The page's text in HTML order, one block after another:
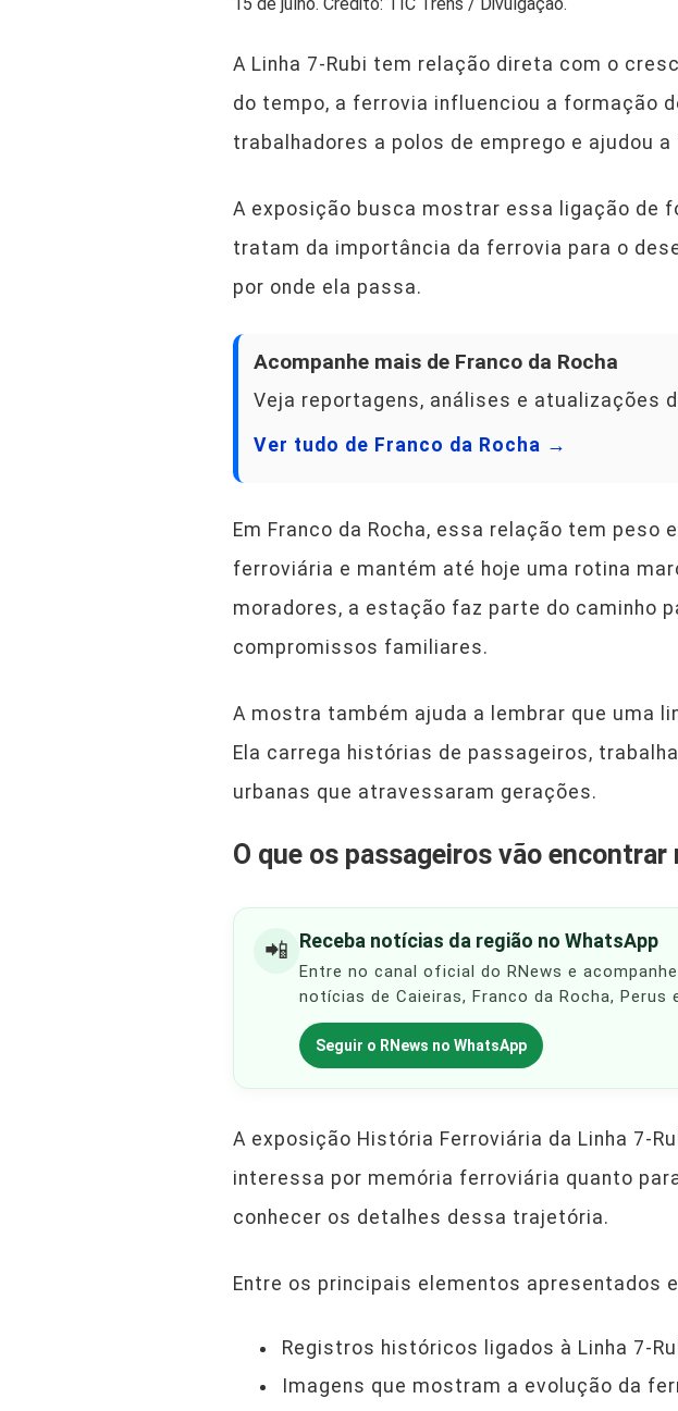
A Linha 7-Rubi tem relação direta com o
do tempo, a ferrovia influenciou a formação
trabalhadores a polos de emprego e ajudou
A exposição busca mostrar essa ligação de
tratam da importância da ferrovia para o
por onde ela passa.
Acompanhe mais de Franco da Rocha
Veja reportagens, análises e atualizações
Ver tudo de Franco da Rocha →
Em Franco da Rocha, essa relação tem
ferroviária e mantém até hoje uma rotina
moradores, a estação faz parte do caminho
compromissos familiares.
A mostra também ajuda a lembrar que uma
Ela carrega histórias de passageiros,
urbanas que atravessaram gerações.
O que os passageiros vão encontrar
📲 Receba notícias da região no WhatsApp
Entre no canal oficial do RNews e
notícias de Caieiras, Franco da Rocha, Perus
Seguir o RNews no WhatsApp
A exposição História Ferroviária da Linha 7-
interessa por memória ferroviária quanto
conhecer os detalhes dessa trajetória.
Entre os principais elementos apresentados
Registros históricos ligados à Linha 7-
Imagens que mostram a evolução da